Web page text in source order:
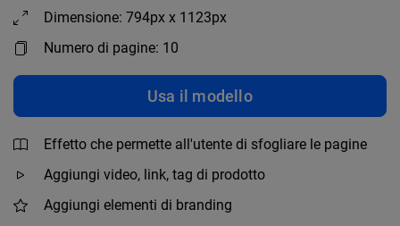
Dimensione: 794px x 1123px
Numero di pagine: 10
Usa il modello
Effetto che permette all'utente di sfogliare le pagine
Aggiungi video, link, tag di prodotto
Aggiungi elementi di branding